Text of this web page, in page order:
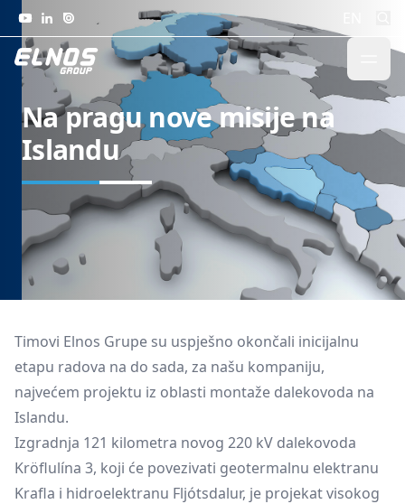
Skip to content
Na pragu nove misije na
Islandu
Timovi Elnos Grupe su uspješno okončali inicijalnu
etapu radova na do sada, za našu kompaniju,
najvećem projektu iz oblasti montaže dalekovoda na
Islandu.
Izgradnja 121 kilometra novog 220 kV dalekovoda
Kröflulína 3, koji će povezivati geotermalnu elektranu
Krafla i hidroelektranu Fljótsdalur, je projekat visokog